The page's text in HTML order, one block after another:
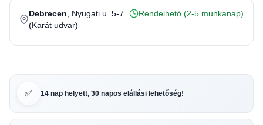
Debrecen , Nyugati u. 5-7.
(Karát udvar)
Rendelhető (2-5 munkanap)
✅ 14 nap helyett, 30 napos elállási lehetőség!